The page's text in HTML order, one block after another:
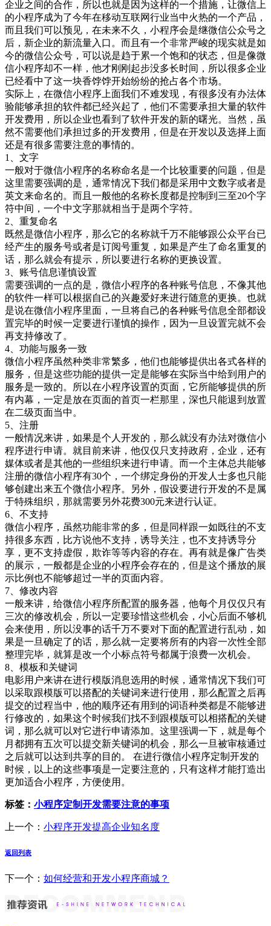
企业之间的合作，所以也就是因为这样的一个措施，让微信上
的小程序成为了今年在移动互联网行业当中火热的一个产品，
而且我们可以预见，在未来不久，小程序会是继微信公众号之
后，新企业的新流量入口。而且有一个非常严峻的现实就是如
今的微信公众号，可以说是趋于累一个饱和的状态，但是像微
信小程序却不一样，他才刚刚起步没多长时间，所以很多企业
已经看中了这一块香饽饽开始纷纷的抢占各个市场。
实际上，在微信小程序上面我们不难发现，有很多没有办法体
验能够承担的软件都已经兴起了，他们不需要承担大量的软件
开发费用，所以企业也看到了软件开发的新的曙光。当然，虽
然不需要他们承担过多的开发费用，但是在开发以及选择上面
还是有很多需要注意的事情的。
1、文字
一般对于微信小程序的名称命名是一个比较重要的问题，但是
这里需要强调的是，通常情况下我们都是采用中文数字或者是
英文来命名的。而且一般他的名称长度都是控制到三至20个字
符中间，一个中文字那就相当于是两个字符。
2、重复命名
既然是微信小程序，那么它的名称就千万不能够跟公众平台已
经产生的服务号或者是订阅号重复，如果是产生了命名重复的
话，那么就会有提示，所以要进行名称的更换设置。
3、账号信息谨慎设置
需要强调的一点的是，微信小程序的各种账号信息，不像其他
的软件一样可以根据自己的兴趣爱好来进行随意的更换。也就
是说在微信小程序里面，一旦将自己的各种账号信息全部都设
置完毕的时候一定要进行谨慎的操作，因为一旦设置完就不会
再支持修改了。
4、功能与服务一致
微信小程序虽然种类非常繁多，他们也能够提供出各式各样的
服务，但是这些功能的提供一定是能够在实际当中给到用户的
服务是一致的。所以在小程序设置的页面，它所能够提供的所
有内幕，一定是放在页面的首页一栏那里，深也只能退到放置
在二级页面当中。
5、注册
一般情况来讲，如果是个人开发的，那么就没有办法对微信小
程序进行申请。就目前来讲，他仅仅只支持政府，企业，还有
媒体或者是其他的一些组织来进行申请。而一个主体总共能够
注册的微信小程序有30个，一个绑定身份的开发人士多也只能
够创建出来五个微信小程序。另外，假设要进行开发的不是属
于特殊组织，那就需要另外花费300元来进行认证。
6、不支持
微信小程序，虽然功能非常的多，但是同样跟一如既往的不支
持很多东西，比方说他不支持，诱导关注，也不支持诱导分
享，更不支持虚假，欺诈等等内容的存在。再有就是像广告类
的展示，一般都是企业的小程序会存在的，但是这个播放的展
示比例也不能够超过一半的页面内容。
7、修改内容
一般来讲，给微信小程序所配置的服务器，他每个月仅仅只有
三次的修改机会，所以一定要珍惜这些机会，小心后面不够机
会来使用，所以没事的话千万不要对下面的配置进行乱动，如
果是一旦确定了的话，那么就一定要将所有的内容一次性全部
整理完毕，就算是改一个小标点符号都属于浪费一次机会。
8、模板和关键词
电影用户来讲在进行模版消息选用的时候，通常情况下我们可
以采取跟模版可以搭配的关键词来进行使用，那么配置之后再
提交的过程当中，他的顺序还有用到的词语种类都是不能够进
行修改的，如果这个时候我们找不到跟模版可以相搭配的关键
词，那么就可以对它进行申请添加。这里强调一下，就是每个
月都拥有五次可以提交新关键词的机会，那么一旦被审核通过
之后就可以达到共享的目的。 在进行微信小程序定制开发的
时候，以上的这些事项是一定要注意的，只有这样才能打造出
更加适合小程序，方便使用。
标签： 小程序定制开发需要注意的事项
上一个： 小程序开发提高企业知名度
返回列表
下一个： 如何经营和开发小程序商城？